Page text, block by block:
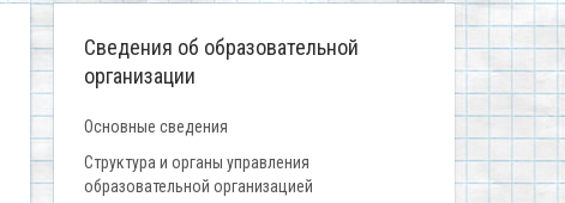
Сведения об образовательной
организации
Основные сведения
Структура и органы управления
образовательной организацией